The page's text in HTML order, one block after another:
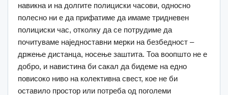
навикна и на долгите полициски часови, односно
полесно ни е да прифатиме да имаме тридневен
полициски час, отколку да се потрудиме да
почитуваме наједноставни мерки на безбедност –
држење дистанца, носење заштита. Тоа воопшто не е
добро, и навистина би сакал да бидеме на едно
повисоко ниво на колективна свест, кое не би
оставило простор или потреба од поголеми